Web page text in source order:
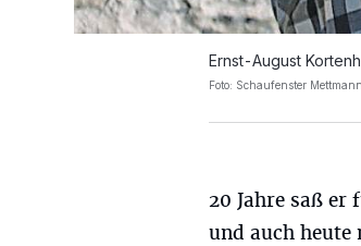
Ernst-August
Foto: Schaufenster
20 Jahre saß er
und auch heute